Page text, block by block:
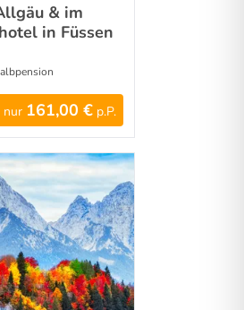
& im
in Füssen
nur 161,00 € p.P.